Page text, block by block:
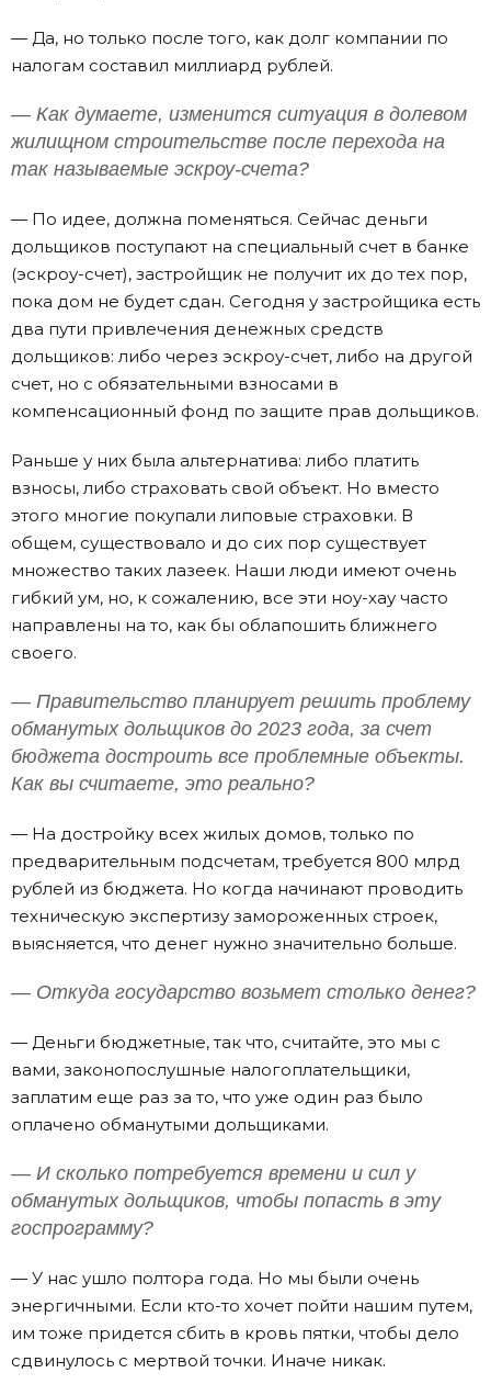
— Да, но только после того, как долг компании по
налогам составил миллиард рублей.
— Как думаете, изменится ситуация в долевом
жилищном строительстве после перехода на
так называемые эскроу-счета?
— По идее, должна поменяться. Сейчас деньги
дольщиков поступают на специальный счет в банке
(эскроу-счет), застройщик не получит их до тех пор,
пока дом не будет сдан. Сегодня у застройщика есть
два пути привлечения денежных средств
дольщиков: либо через эскроу-счет, либо на другой
счет, но с обязательными взносами в
компенсационный фонд по защите прав дольщиков.
Раньше у них была альтернатива: либо платить
взносы, либо страховать свой объект. Но вместо
этого многие покупали липовые страховки. В
общем, существовало и до сих пор существует
множество таких лазеек. Наши люди имеют очень
гибкий ум, но, к сожалению, все эти ноу-хау часто
направлены на то, как бы облапошить ближнего
своего.
— Правительство планирует решить проблему
обманутых дольщиков до 2023 года, за счет
бюджета достроить все проблемные объекты.
Как вы считаете, это реально?
— На достройку всех жилых домов, только по
предварительным подсчетам, требуется 800 млрд
рублей из бюджета. Но когда начинают проводить
техническую экспертизу замороженных строек,
выясняется, что денег нужно значительно больше.
— Откуда государство возьмет столько денег?
— Деньги бюджетные, так что, считайте, это мы с
вами, законопослушные налогоплательщики,
заплатим еще раз за то, что уже один раз было
оплачено обманутыми дольщиками.
— И сколько потребуется времени и сил у
обманутых дольщиков, чтобы попасть в эту
госпрограмму?
— У нас ушло полтора года. Но мы были очень
энергичными. Если кто-то хочет пойти нашим путем,
им тоже придется сбить в кровь пятки, чтобы дело
сдвинулось с мертвой точки. Иначе никак.